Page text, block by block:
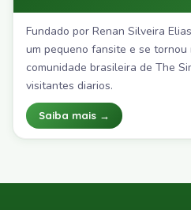
Fundado por Renan Silveira
um pequeno fansite e se
comunidade brasileira de The
visitantes diarios.
Saiba mais →